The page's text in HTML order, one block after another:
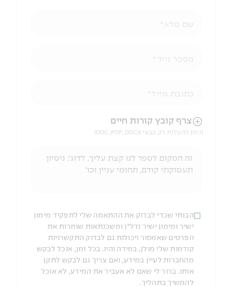
הניווט לאחר העלאת הקובץ באמצעות מקש ה-TAB
צרף קובץ קורות חיים
(ניתן להעלות רק קבצי DOC ,PDF, DOCX)
הבנתי שכדי לבדוק את ההתאמה שלי לתפקיד מימון
ישיר ומימון ישיר נדל"ן ומשכנתאות שומרות את
הפרטים שאמסור ויכולות גם לבדוק התקשרויות
קודמות שלי מולן, במידה והיו. בכל זמן, אוכל לבקש
מהחברות לעיין במידע, ואם צריך גם לבקש לתקן
אותו. ברור לי שאם לא אעביר את המידע, לא אוכל
להמשיך בתהליך.